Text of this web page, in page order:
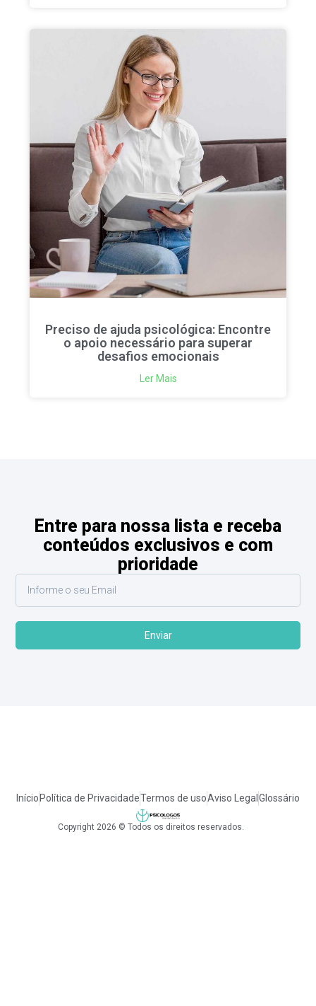
Preciso de ajuda psicológica: Encontre
o apoio necessário para superar
desafios emocionais
Ler Mais
Entre para nossa lista e receba
conteúdos exclusivos e com
prioridade
Enviar
Início Política de PrivacidadeTermos de usoAviso Legal Glossário
Copyright 2026 © Todos os direitos reservados.